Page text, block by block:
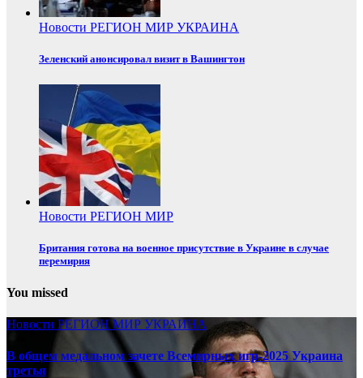
Новости РЕГИОН МИР УКРАИНА
Зеленский анонсировал визит в Вашингтон
Новости РЕГИОН МИР
Британия готова на военное присутствие в Украине в случае
перемирия
You missed
Новости РЕГИОНМИР УКРАИНА
В общем медальном зачете Всемирных игр-2025 Украина
третья